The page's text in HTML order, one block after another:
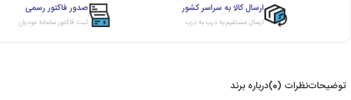
ارسال کالا به سراسر کشور
ارسال مستقیم به درب به درب
صدور فاکتور رسمی
ثبت فاکتور سامانه مودیان
توضیحاتنظرات (0) درباره برند